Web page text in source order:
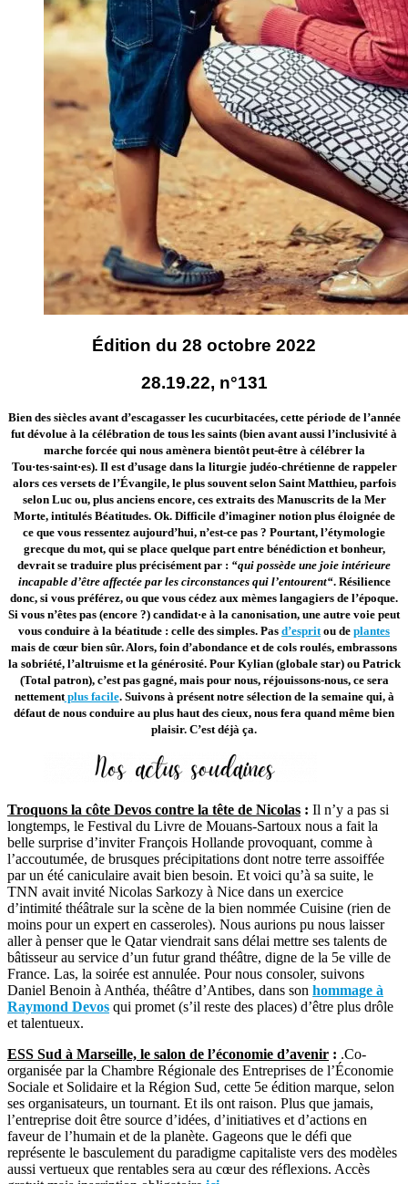
Édition du 28 octobre 2022
28.19.22, n°131
Bien des siècles avant d’escagasser les cucurbitacées, cette période de l’année
fut dévolue à la célébration de tous les saints (bien avant aussi l’inclusivité à
marche forcée qui nous amènera bientôt peut-être à célébrer la
Tou·tes·saint·es). Il est d’usage dans la liturgie judéo-chrétienne de rappeler
alors ces versets de l’Évangile, le plus souvent selon Saint Matthieu, parfois
selon Luc ou, plus anciens encore, ces extraits des Manuscrits de la Mer
Morte, intitulés Béatitudes. Ok. Difficile d’imaginer notion plus éloignée de
ce que vous ressentez aujourd’hui, n’est-ce pas ? Pourtant, l’étymologie
grecque du mot, qui se place quelque part entre bénédiction et bonheur,
devrait se traduire plus précisément par : “qui possède une joie intérieure
incapable d’être affectée par les circonstances qui l’entourent“. Résilience
donc, si vous préférez, ou que vous cédez aux mèmes langagiers de l’époque.
Si vous n’êtes pas (encore ?) candidat·e à la canonisation, une autre voie peut
vous conduire à la béatitude : celle des simples. Pas d’espritou de plantes
mais de cœur bien sûr. Alors, foin d’abondance et de cols roulés, embrassons
la sobriété, l’altruisme et la générosité. Pour Kylian (globale star) ou Patrick
(Total patron), c’est pas gagné, mais pour nous, réjouissons-nous, ce sera
nettementplus facile. Suivons à présent notre sélection de la semaine qui, à
défaut de nous conduire au plus haut des cieux, nous fera quand même bien
plaisir. C’est déjà ça.
Troquons la côte Devos contre la tête de Nicolas : Il n’y a pas si
longtemps, le Festival du Livre de Mouans-Sartoux nous a fait la
belle surprise d’inviter François Hollande provoquant, comme à
l’accoutumée, de brusques précipitations dont notre terre assoiffée
par un été caniculaire avait bien besoin. Et voici qu’à sa suite, le
TNN avait invité Nicolas Sarkozy à Nice dans un exercice
d’intimité théâtrale sur la scène de la bien nommée Cuisine (rien de
moins pour un expert en casseroles). Nous aurions pu nous laisser
aller à penser que le Qatar viendrait sans délai mettre ses talents de
bâtisseur au service d’un futur grand théâtre, digne de la 5e ville de
France. Las, la soirée est annulée. Pour nous consoler, suivons
Daniel Benoin à Anthéa, théâtre d’Antibes, dans son hommage à
Raymond Devos qui promet (s’il reste des places) d’être plus drôle
et talentueux.
ESS Sud à Marseille, le salon de l’économie d’avenir : .Co-
organisée par la Chambre Régionale des Entreprises de l’Économie
Sociale et Solidaire et la Région Sud, cette 5e édition marque, selon
ses organisateurs, un tournant. Et ils ont raison. Plus que jamais,
l’entreprise doit être source d’idées, d’initiatives et d’actions en
faveur de l’humain et de la planète. Gageons que le défi que
représente le basculement du paradigme capitaliste vers des modèles
aussi vertueux que rentables sera au cœur des réflexions. Accès